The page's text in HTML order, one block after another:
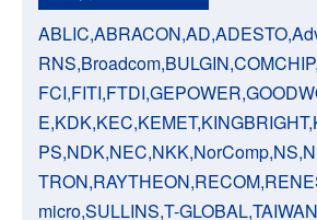
micro,SULLINS,T-